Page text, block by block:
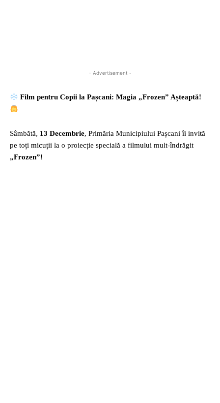
- Advertisement -
Film pentru Copii la Pașcani: Magia „Frozen” Așteaptă!
Sâmbătă, 13 Decembrie, Primăria Municipiului Pașcani îi invită
pe toți micuții la o proiecție specială a filmului mult-îndrăgit
„Frozen”!